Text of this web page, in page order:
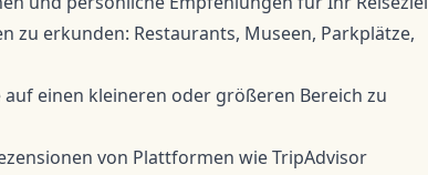
zu erkunden: Restaurants, Museen, Parkplätze,
einen kleineren oder größeren Bereich zu
von Plattformen wie TripAdvisor